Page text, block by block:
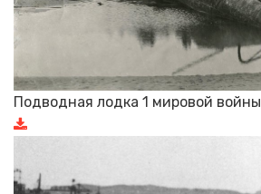
Подводная лодка 1 мировой войны